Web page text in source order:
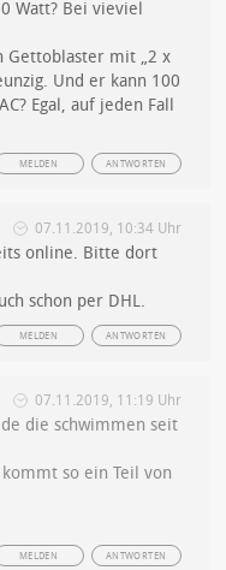
Watt? Bei vieviel
Gettoblaster mit „2 x
Und er kann 100
Egal, auf jeden Fall
ANTWORTEN
MELDEN
07.11.2019, 10:34 Uhr
online. Bitte dort
schon per DHL.
ANTWORTEN
MELDEN
07.11.2019, 11:19 Uhr
die schwimmen seit
kommt so ein Teil von
ANTWORTEN
MELDEN